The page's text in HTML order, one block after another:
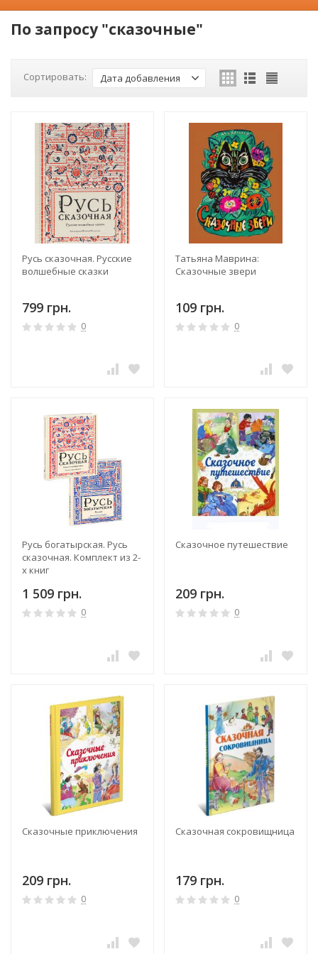
По запросу "сказочные"
Сортировать: Дата добавления
Русь сказочная. Русские
волшебные сказки
799 грн.
0
Татьяна Маврина:
Сказочные звери
109 грн.
0
Русь богатырская. Русь
сказочная. Комплект из 2-
х книг
1 509 грн.
0
Сказочное путешествие
209 грн.
0
Сказочные приключения
209 грн.
0
Сказочная сокровищница
179 грн.
0